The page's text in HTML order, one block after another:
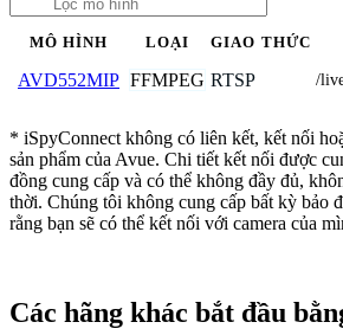
MÔ HÌNH LOẠI GIAO THỨC
AVD552MIP FFMPEG RTSP /
* iSpyConnect không có liên kết, kết nối
sản phẩm của Avue. Chi tiết kết nối được
đồng cung cấp và có thể không đầy đủ,
thời. Chúng tôi không cung cấp bất kỳ bảo
rằng bạn sẽ có thể kết nối với camera của
Các hãng khác bắt đầu